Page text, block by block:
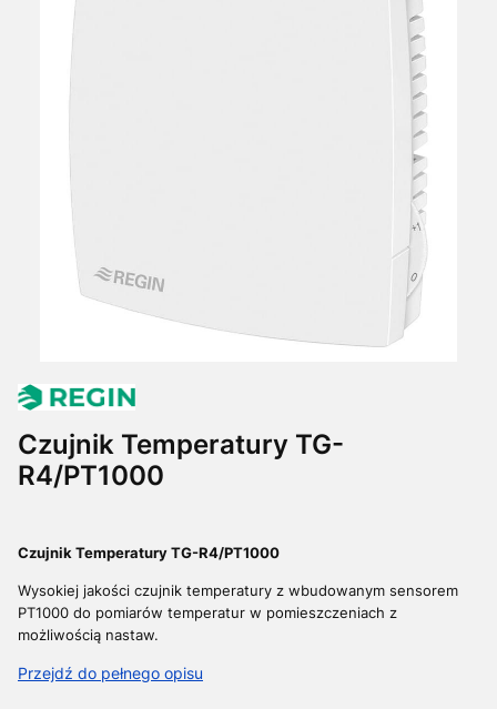
Czujnik Temperatury TG-
R4/PT1000
Czujnik Temperatury TG-R4/PT1000
Wysokiej jakości czujnik temperatury z wbudowanym sensorem
PT1000 do pomiarów temperatur w pomieszczeniach z
możliwością nastaw.
Przejdź do pełnego opisu